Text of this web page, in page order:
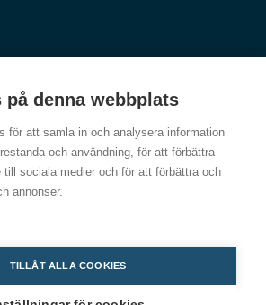
Kumla Gårdsväg 14, 145 03 Norsborg,
på denna webbplats
för att samla in och analysera information
och användning, för att förbättra
till sociala medier och för att förbättra och
annonser.
TILLÅT ALLA COOKIES